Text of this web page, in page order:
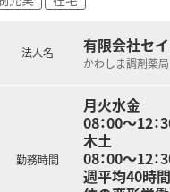
法人名 有限会社セ
かわしま調剤薬局
勤務時間
月火水金
08：00～12：
木土
08：00～12：
週平均40時